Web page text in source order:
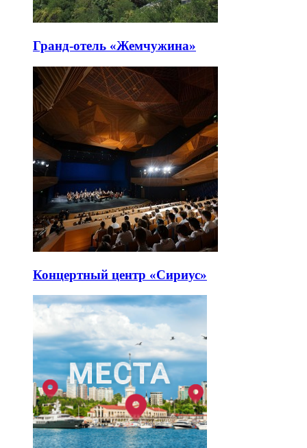
Гранд-отель «Жемчужина»
Концертный центр «Сириус»